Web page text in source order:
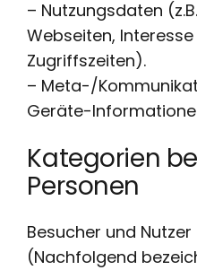
– Nutzungsdaten
Webseiten,
Zugriffszeiten).
– Meta-/
Geräte-
Kategorien
Personen
Besucher und
(Nachfolgend